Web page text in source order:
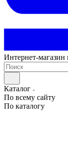
Интернет-магазин
Каталог
По всему сайту
По каталогу